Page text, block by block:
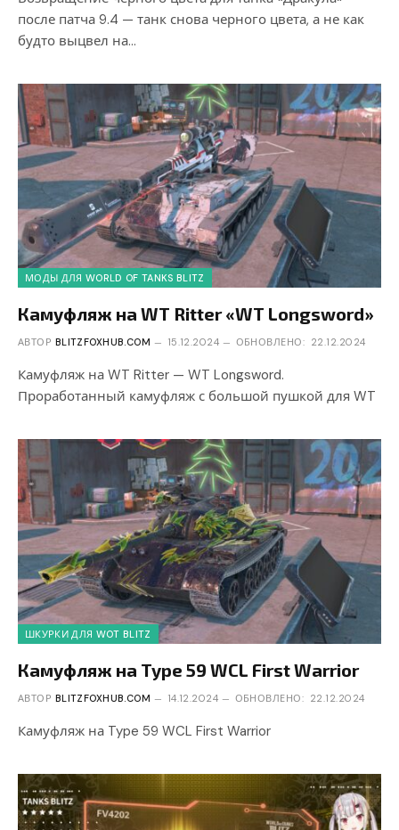
после патча 9.4 — танк снова черного цвета, а не как
будто выцвел на…
МОДЫ ДЛЯ WORLD OF TANKS BLITZ
Камуфляж на WT Ritter «WT Longsword»
АВТОР BLITZFOXHUB.COM 15.12.2024 ОБНОВЛЕНО: 22.12.2024
Камуфляж на WT Ritter — WT Longsword.
Проработанный камуфляж с большой пушкой для WT
ШКУРКИ ДЛЯ WOT BLITZ
Камуфляж на Type 59 WCL First Warrior
АВТОР BLITZFOXHUB.COM 14.12.2024 ОБНОВЛЕНО: 22.12.2024
Камуфляж на Type 59 WCL First Warrior